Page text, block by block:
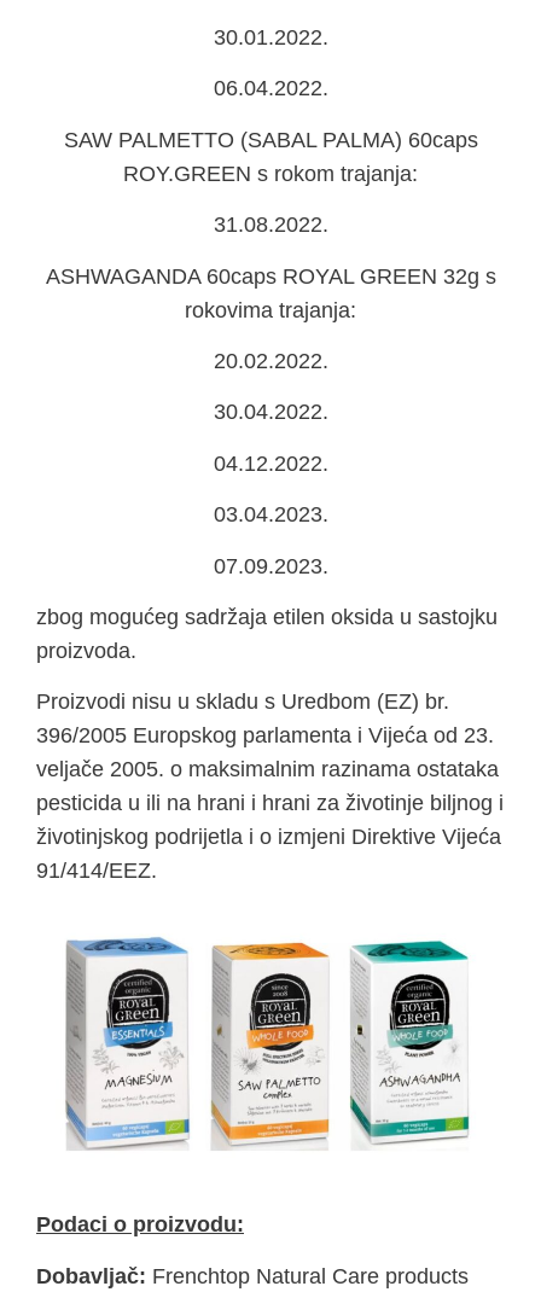
30.01.2022.
06.04.2022.
SAW PALMETTO (SABAL PALMA) 60caps
ROY.GREEN s rokom trajanja:
31.08.2022.
ASHWAGANDA 60caps ROYAL GREEN 32g s
rokovima trajanja:
20.02.2022.
30.04.2022.
04.12.2022.
03.04.2023.
07.09.2023.
zbog mogućeg sadržaja etilen oksida u sastojku
proizvoda.
Proizvodi nisu u skladu s Uredbom (EZ) br.
396/2005 Europskog parlamenta i Vijeća od 23.
veljače 2005. o maksimalnim razinama ostataka
pesticida u ili na hrani i hrani za životinje biljnog i
životinjskog podrijetla i o izmjeni Direktive Vijeća
91/414/EEZ.
Podaci o proizvodu:
Dobavljač: Frenchtop Natural Care products